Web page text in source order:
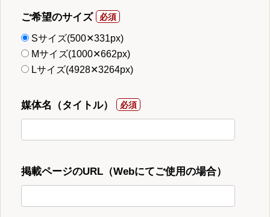
ご希望のサイズ
Sサイズ(500✕331px)
Mサイズ(1000✕662px)
Lサイズ(4928✕3264px)
媒体名（タイトル）
掲載ページのURL（Webにてご使用の場合）